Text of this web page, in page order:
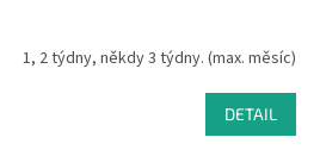
1, 2 týdny, někdy 3 týdny. (max. měsíc)
DETAIL